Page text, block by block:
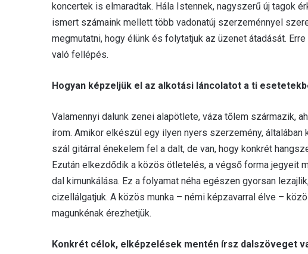
koncertek is elmaradtak. Hála Istennek, nagyszerű új tagok
ismert számaink mellett több vadonatúj szerzeménnyel
megmutatni, hogy élünk és folytatjuk az üzenet átadását.
való fellépés.
Hogyan képzeljük el az alkotási láncolatot a ti
Valamennyi dalunk zenei alapötlete, váza tőlem származik,
írom. Amikor elkészül egy ilyen nyers szerzemény,
szál gitárral énekelem fel a dalt, de van, hogy konkrét
Ezután elkezdődik a közös ötletelés, a végső forma jegyeit
dal kimunkálása. Ez a folyamat néha egészen gyorsan
cizellálgatjuk. A közös munka – némi képzavarral élve –
magunkénak érezhetjük.
Konkrét célok, elképzelések mentén írsz dalszöveget